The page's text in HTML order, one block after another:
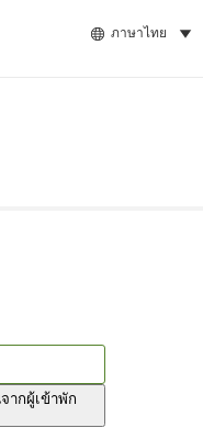
ภาษาไทย
ากผู้เข้าพัก